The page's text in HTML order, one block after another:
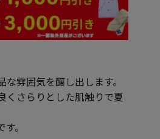
雰囲気を醸し出します。
くさらりとした肌触りで夏
。